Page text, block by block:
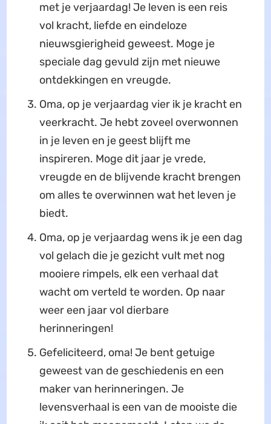
met je verjaardag! Je leven is een reis
vol kracht, liefde en eindeloze
nieuwsgierigheid geweest. Moge je
speciale dag gevuld zijn met nieuwe
ontdekkingen en vreugde.
Oma, op je verjaardag vier ik je kracht en
veerkracht. Je hebt zoveel overwonnen
in je leven en je geest blijft me
inspireren. Moge dit jaar je vrede,
vreugde en de blijvende kracht brengen
om alles te overwinnen wat het leven je
biedt.
Oma, op je verjaardag wens ik je een dag
vol gelach die je gezicht vult met nog
mooiere rimpels, elk een verhaal dat
wacht om verteld te worden. Op naar
weer een jaar vol dierbare
herinneringen!
Gefeliciteerd, oma! Je bent getuige
geweest van de geschiedenis en een
maker van herinneringen. Je
levensverhaal is een van de mooiste die